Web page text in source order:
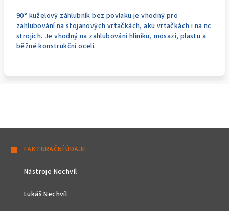
90° kuželový záhlubník bez povlaku je vhodný pro
zahlubování na stojanových vrtačkách, aku vrtačkách i na nc
strojích. Je vhodný na zahlubování hliníku, mosazi, plastu a
běžné konstrukční oceli.
FAKTURAČNÍ ÚDAJE
Nástroje Nechvíl
Lukáš Nechvíl